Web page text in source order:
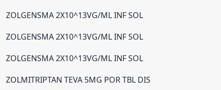
ZOLGENSMA 2X10^13VG/ML INF SOL
ZOLGENSMA 2X10^13VG/ML INF SOL
ZOLGENSMA 2X10^13VG/ML INF SOL
ZOLMITRIPTAN TEVA 5MG POR TBL DIS